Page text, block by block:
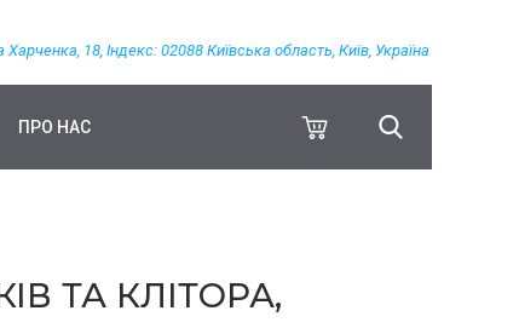
Харченка, 18, Індекс: 02088 Київська область, Київ, Україна
ПРО НАС
ТА КЛІТОРА,